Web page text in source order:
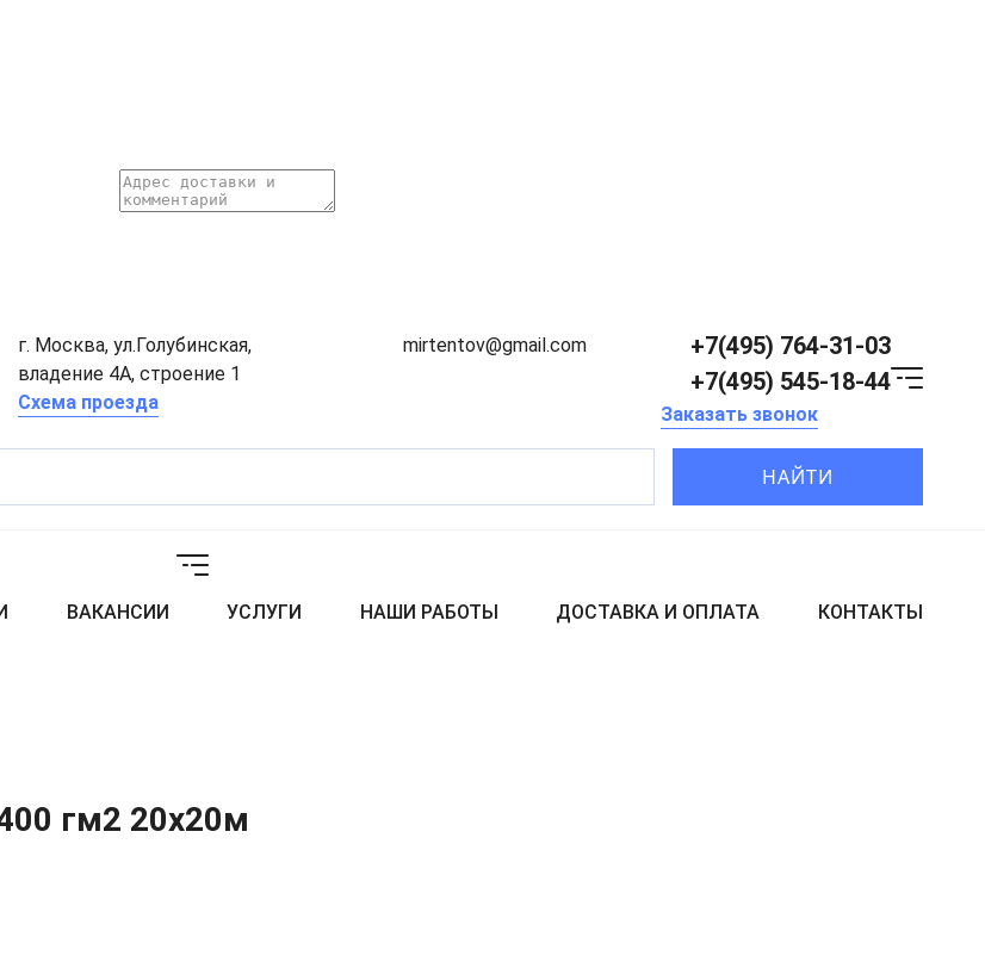
г. Москва, ул.Голубинская,
владение 4А, строение 1
Схема проезда
mirtentov@gmail.com
+7(495) 764-31-03
+7(495) 545-18-44
Заказать звонок
НАЙТИ
ВАКАНСИИ УСЛУГИ НАШИ РАБОТЫ ДОСТАВКА И ОПЛАТА КОНТАКТЫ
гм2 20x20м